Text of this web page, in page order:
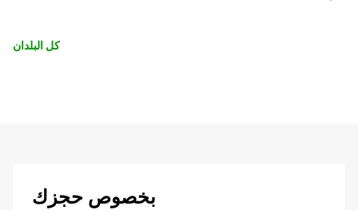
كل البلدان
بخصوص حجزك